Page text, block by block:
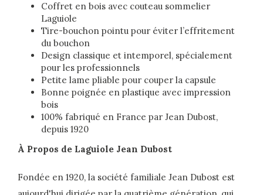
Coffret en bois avec couteau sommelier
Laguiole
Tire-bouchon pointu pour éviter l’effritement
du bouchon
Design classique et intemporel, spécialement
pour les professionnels
Petite lame pliable pour couper la capsule
Bonne poignée en plastique avec impression
bois
100% fabriqué en France par Jean Dubost,
depuis 1920
À Propos de Laguiole Jean Dubost
Fondée en 1920, la société familiale Jean Dubost est